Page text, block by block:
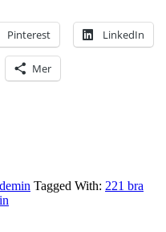
Pinterest LinkedIn
Mer
Tagged With: 221 bra